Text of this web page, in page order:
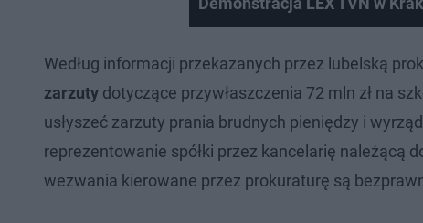
Według informacji przekazanych przez lubelską
zarzuty dotyczące przywłaszczenia 72 mln zł na
usłyszeć zarzuty prania brudnych pieniędzy i
reprezentowanie spółki przez kancelarię należącą
wezwania kierowane przez prokuraturę są